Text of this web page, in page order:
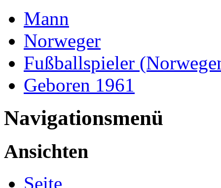
Mann
Norweger
Fußballspieler
Geboren 1961
Navigationsmenü
Ansichten
Seite